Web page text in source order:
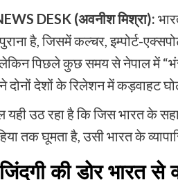
DESK (अवनीश मिश्रा):
है, जिसमें कल्चर, इम्पोर्ट-
पिछले कुछ समय से नेपाल में
दोनों देशों के रिलेशन में कड़वाहट
यही उठ रहा है कि जिस भारत के
तक घूमता है, उसी भारत के
की डोर भारत से